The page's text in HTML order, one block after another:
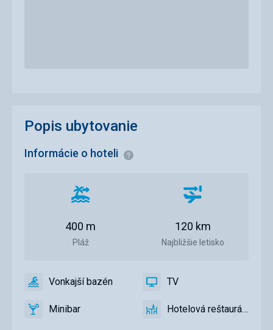
Popis ubytovanie
Informácie o hoteli Informácie
Vzdialenosť
pláže
Pláž
400 m
Vzdialenosť
letiska
Najbližšie letisko
120 km
VonkajšíVonkajší bazén
áno TV TV
áno
Minibar,Minibar
áno
Hotelová
Hotelová reštaurácia
áno